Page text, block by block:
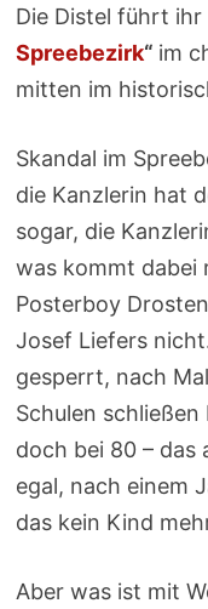
Die Distel führt ihr
Spreebezirk“ im
mitten im
Skandal im
die Kanzlerin hat
sogar, die
was kommt dabei
Posterboy
Josef Liefers
gesperrt, nach
Schulen
doch bei 80 – das
egal, nach einem
das kein Kind
Aber was ist mit